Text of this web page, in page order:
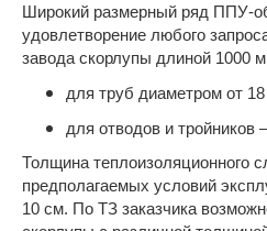
Широкий размерный ряд ППУ-
удовлетворение любого
завода скорлупы длиной 1000
для труб диаметром от
для отводов и тройников
Толщина теплоизоляционного
предполагаемых условий
10 см. По ТЗ заказчика